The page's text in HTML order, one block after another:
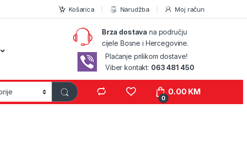
Košarica Narudžba Moj račun
Brza dostava na području
cijele Bosne i Hercegovine.
Plaćanje prilikom dostave!
Viber kontakt: 063 481 450
0
0.00 KM